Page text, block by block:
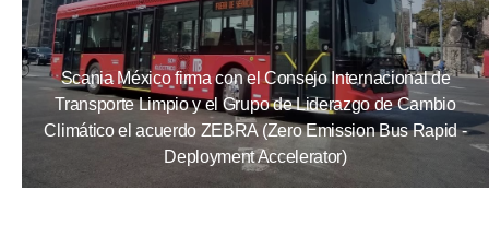
Scania México firma con el Consejo Internacional de
Transporte Limpio y el Grupo de Liderazgo de Cambio
Climático el acuerdo ZEBRA (Zero Emission Bus Rapid -
Deployment Accelerator)